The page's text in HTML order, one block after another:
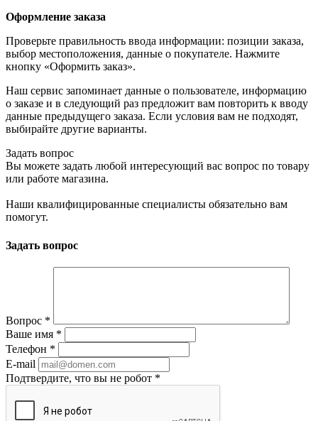
Оформление заказа
Проверьте правильность ввода информации: позиции заказа,
выбор местоположения, данные о покупателе. Нажмите
кнопку «Оформить заказ».
Наш сервис запоминает данные о пользователе, информацию
о заказе и в следующий раз предложит вам повторить к вводу
данные предыдущего заказа. Если условия вам не подходят,
выбирайте другие варианты.
Задать вопрос
Вы можете задать любой интересующий вас вопрос по товару
или работе магазина.
Наши квалифицированные специалисты обязательно вам
помогут.
Задать вопрос
Вопрос *
Ваше имя *
Телефон *
E-mail
Подтвердите, что вы не робот *